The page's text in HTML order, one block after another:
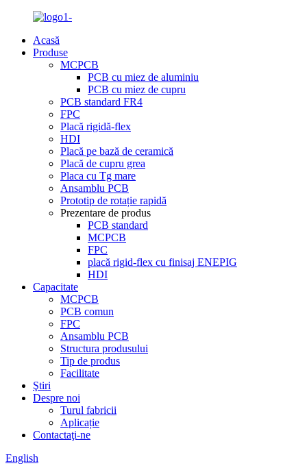
Acasă
Produse
MCPCB
PCB cu miez de aluminiu
PCB cu miez de cupru
PCB standard FR4
FPC
Placă rigidă-flex
HDI
Placă pe bază de ceramică
Placă de cupru grea
Placa cu Tg mare
Ansamblu PCB
Prototip de rotație rapidă
Prezentare de produs
PCB standard
MCPCB
FPC
placă rigid-flex cu finisaj ENEPIG
HDI
Capacitate
MCPCB
PCB comun
FPC
Ansamblu PCB
Structura produsului
Tip de produs
Facilitate
Ştiri
Despre noi
Turul fabricii
Aplicație
Contactaţi-ne
English